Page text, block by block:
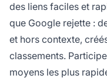
des liens faciles et
que Google rejette :
et hors contexte,
classements.
moyens les plus